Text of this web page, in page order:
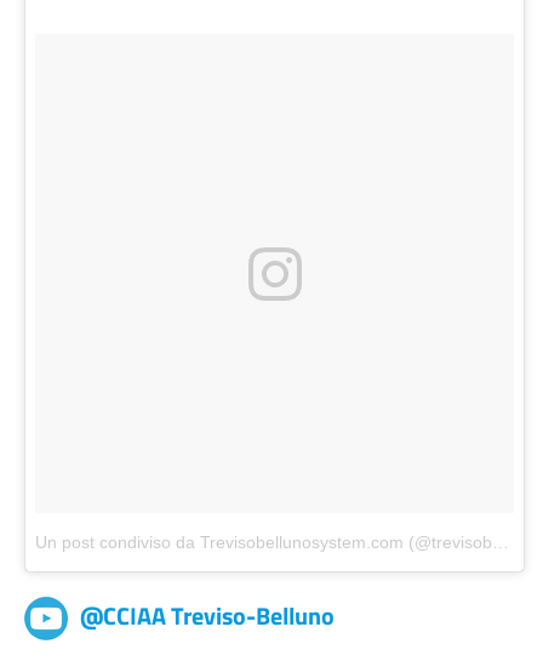
Un post condiviso da Trevisobellunosystem.com (@trevisobellunosystem)
@CCIAA Treviso-Belluno